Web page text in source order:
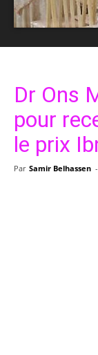
Dr Ons
pour
le prix
Par Samir Belhassen -